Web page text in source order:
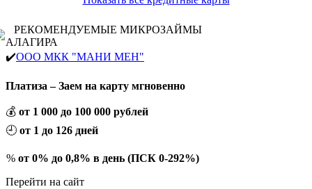
РЕКОМЕНДУЕМЫЕ МИКРОЗАЙМЫ
АЛАГИРА
✔️ООО МКК "МАНИ МЕН"
Платиза – Заем на карту мгновенно
💰 от 1 000 до 100 000 рублей
🕘 от 1 до 126 дней
% от 0% до 0,8% в день (ПСК 0-292%)
Перейти на сайт